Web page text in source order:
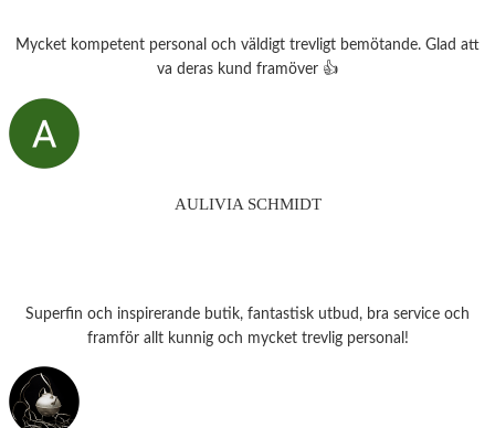
Mycket kompetent personal och väldigt trevligt bemötande. Glad att
va deras kund framöver 👍
AULIVIA SCHMIDT
Superfin och inspirerande butik, fantastisk utbud, bra service och
framför allt kunnig och mycket trevlig personal!